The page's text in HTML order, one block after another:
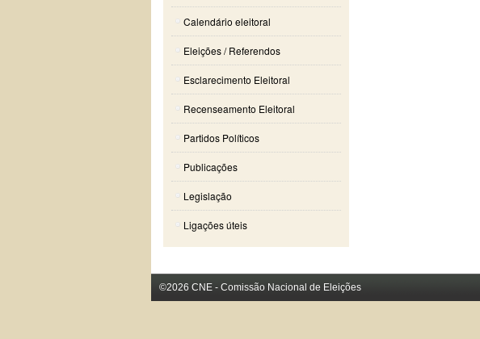
Calendário eleitoral
Eleições / Referendos
Esclarecimento Eleitoral
Recenseamento Eleitoral
Partidos Políticos
Publicações
Legislação
Ligações úteis
©2026 CNE - Comissão Nacional de Eleições